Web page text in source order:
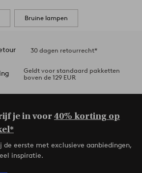
Bruine lampen
30 dagen retourrecht*
Geldt voor standaard pakketten
boven de 129 EUR
je in voor40% korting op
de eerste met exclusieve aanbiedingen,
inspiratie.